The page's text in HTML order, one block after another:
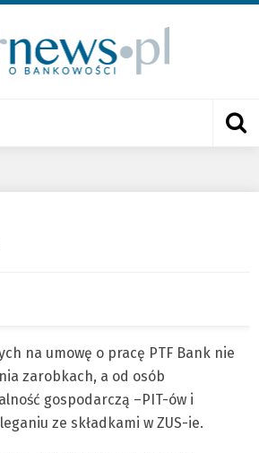
na umowę o pracę PTF Bank nie
zarobkach, a od osób
gospodarczą –PIT-ów i
ze składkami w ZUS-ie.